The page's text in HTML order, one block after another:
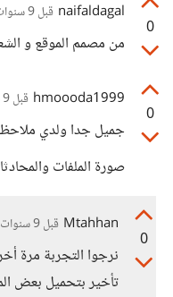
0
naifaldagal قبل 9 سنوات
من مصمم الموقع و
0
hmoooda1999 قبل 9 سنوات
جميل جدا ولدي
صورة الملفات
0
Mtahhan قبل 9 سنوات
نرجوا التجربة مرة
تأخير بتحميل بعض